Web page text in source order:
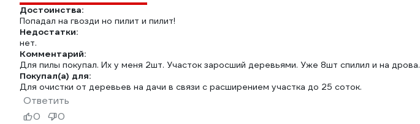
Достоинства:
Попадал на гвозди но пилит и пилит!
Недостатки:
нет.
Комментарий:
Для пилы покупал. Их у меня 2шт. Участок заросший деревьями. Уже 8шт спилил и на дрова.
Покупал(а) для:
Для очистки от деревьев на дачи в связи с расширением участка до 25 соток.
Ответить
0
0